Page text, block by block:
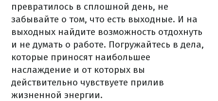
превратилось в сплошной день, не
забывайте о том, что есть выходные. И на
выходных найдите возможность отдохнуть
и не думать о работе. Погружайтесь в дела,
которые приносят наибольшее
наслаждение и от которых вы
действительно чувствуете прилив
жизненной энергии.